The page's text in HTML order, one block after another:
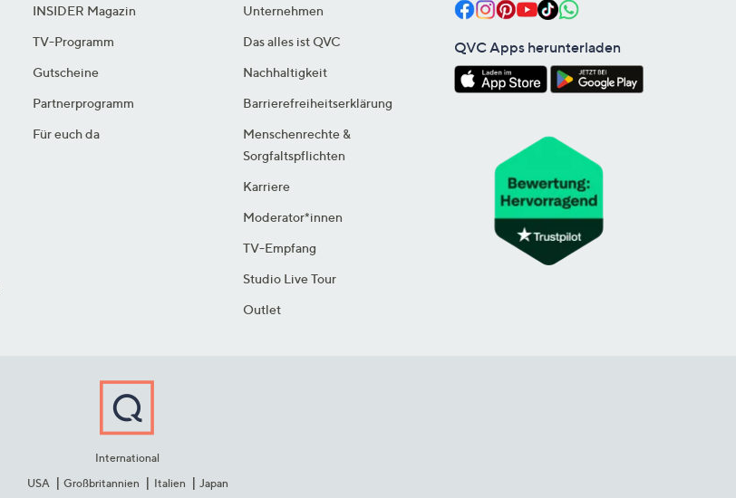
INSIDER Magazin
TV-Programm
Gutscheine
Partnerprogramm
Für euch da
Unternehmen
Das alles ist QVC
Nachhaltigkeit
Barrierefreiheitserklärung
Menschenrechte &
Sorgfaltspflichten
Karriere
Moderator*innen
TV-Empfang
Studio Live Tour
Outlet
QVC Apps herunterladen
International
USA
Großbritannien Italien Japan